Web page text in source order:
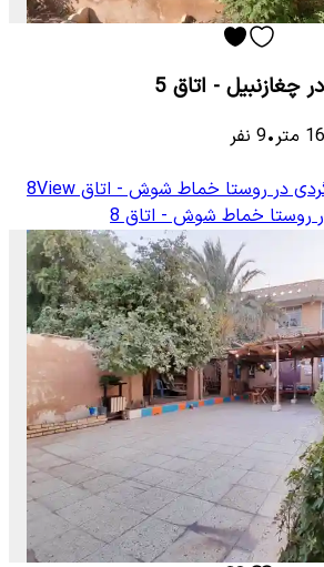
چغازنبیل - اتاق 5
متر•
9 نفر
در روستا خماط شوش - اتاق 8View
روستا خماط شوش - اتاق 8